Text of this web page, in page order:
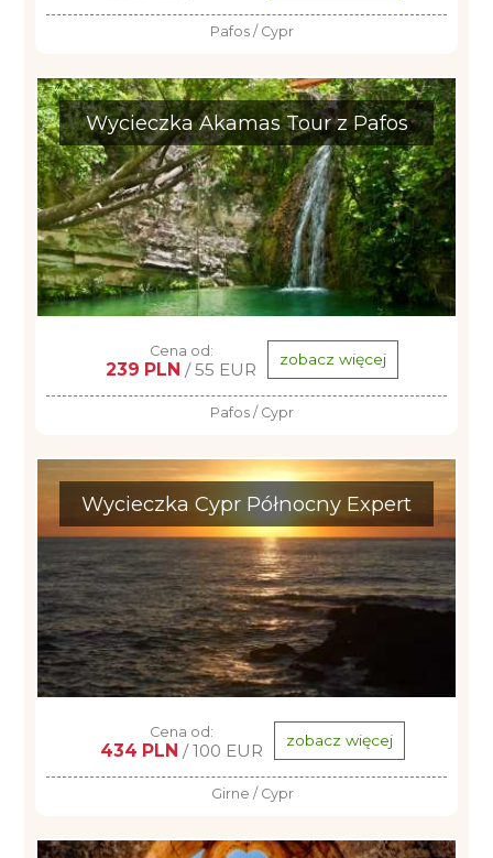
Pafos / Cypr
Wycieczka Akamas Tour z Pafos
Cena od:
239 PLN / 55 EUR zobacz więcej
Pafos / Cypr
Wycieczka Cypr Północny Expert
Cena od:
434 PLN / 100 EUR zobacz więcej
Girne / Cypr